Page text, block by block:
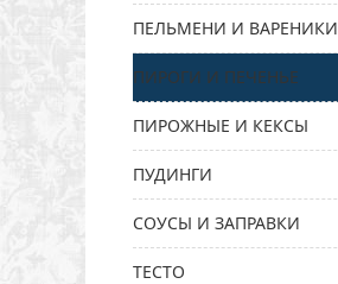
ПЕЛЬМЕНИ И ВАРЕНИКИ
ПИРОГИ И ПЕЧЕНЬЕ
ПИРОЖНЫЕ И КЕКСЫ
ПУДИНГИ
СОУСЫ И ЗАПРАВКИ
ТЕСТО